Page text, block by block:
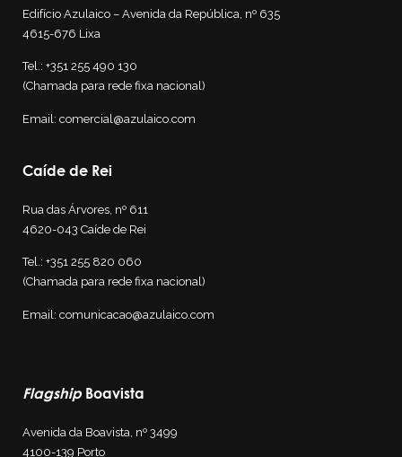
Edifício Azulaico – Avenida da República, nº 635
4615-676 Lixa
Tel.: +351 255 490 130
(Chamada para rede fixa nacional)
Email: comercial@azulaico.com
Caíde de Rei
Rua das Árvores, nº 611
4620-043 Caíde de Rei
Tel.: +351 255 820 060
(Chamada para rede fixa nacional)
Email: comunicacao@azulaico.com
Flagship Boavista
Avenida da Boavista, nº 3499
4100-139 Porto